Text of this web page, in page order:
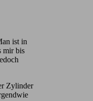
ist in
mir bis
Zylinder